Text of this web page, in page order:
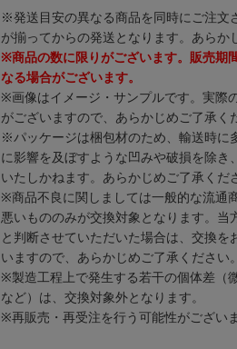
※発送目安の異なる商品を同時にご注文
が揃ってからの発送となります。あらか
※商品の数に限りがございます。販売期
なる場合がございます。
※画像はイメージ・サンプルです。実際
がございますので、あらかじめご了承く
※パッケージは梱包材のため、輸送時に
に影響を及ぼすような凹みや破損を除き
いたしかねます。あらかじめご了承くだ
※商品不良に関しましては一般的な流通
悪いもののみが交換対象となります。当
と判断させていただいた場合は、交換を
いますので、あらかじめご了承ください。
※製造工程上で発生する若干の個体差（
など）は、交換対象外となります。
※再販売・再受注を行う可能性がございま